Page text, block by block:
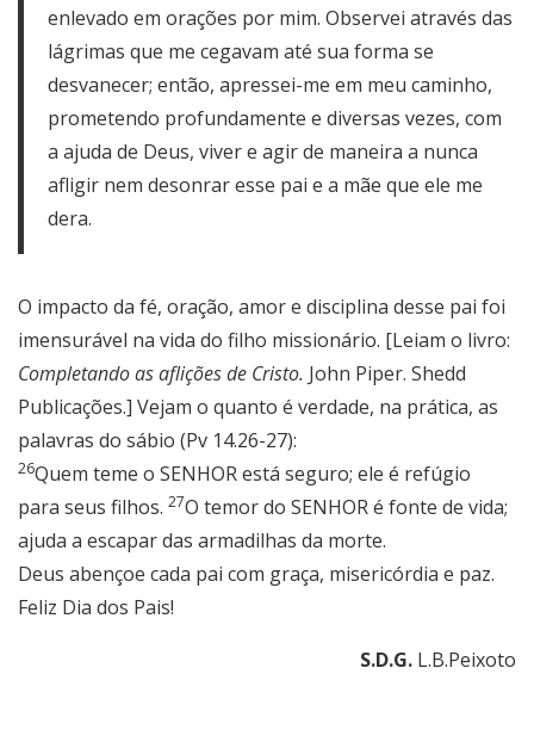
enlevado em orações por mim. Observei através das
lágrimas que me cegavam até sua forma se
desvanecer; então, apressei-me em meu caminho,
prometendo profundamente e diversas vezes, com
a ajuda de Deus, viver e agir de maneira a nunca
afligir nem desonrar esse pai e a mãe que ele me
dera.
O impacto da fé, oração, amor e disciplina desse pai foi
imensurável na vida do filho missionário. [Leiam o livro:
Completando as aflições de Cristo. John Piper. Shedd
Publicações.] Vejam o quanto é verdade, na prática, as
palavras do sábio (Pv 14.26-27):
26Quem teme o SENHOR está seguro; ele é refúgio
para seus filhos. 27O temor do SENHOR é fonte de vida;
ajuda a escapar das armadilhas da morte.
Deus abençoe cada pai com graça, misericórdia e paz.
Feliz Dia dos Pais!
S.D.G. L.B.Peixoto